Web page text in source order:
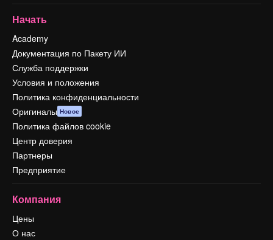
Начать
Academy
Документация по Пакету ИИ
Служба поддержки
Условия и положения
Политика конфиденциальности
Оригиналы Новое
Политика файлов cookie
Центр доверия
Партнеры
Предприятие
Компания
Цены
О нас